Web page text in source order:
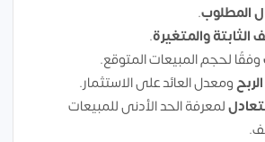
المطلوب.
الثابتة والمتغيرة.
وفقًا لحجم المبيعات المتوقع.
ومعدل العائد على الاستثمار.
لمعرفة الحد الأدنى للمبيعات